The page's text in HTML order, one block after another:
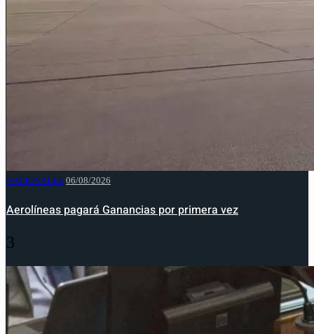
NACIONALES 06/08/2026
Aerolíneas pagará Ganancias por primera vez
3